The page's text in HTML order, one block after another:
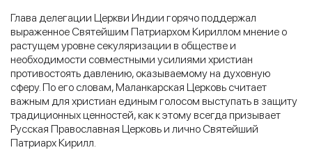
Глава делегации Церкви Индии горячо поддержал
выраженное Святейшим Патриархом Кириллом мнение о
растущем уровне секуляризации в обществе и
необходимости совместными усилиями христиан
противостоять давлению, оказываемому на духовную
сферу. По его словам, Маланкарская Церковь считает
важным для христиан единым голосом выступать в защиту
традиционных ценностей, как к этому всегда призывает
Русская Православная Церковь и лично Святейший
Патриарх Кирилл.